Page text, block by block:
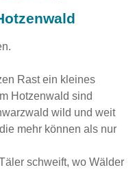
Rast ein kleines
Hotzenwald sind
wild und weit
mehr können als nur
schweift, wo Wälder